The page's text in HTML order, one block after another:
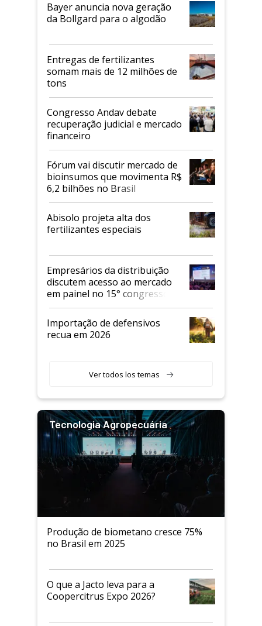
Bayer anuncia nova geração
da Bollgard para o algodão
Entregas de fertilizantes
somam mais de 12 milhões de
tons
Congresso Andav debate
recuperação judicial e mercado
financeiro
Fórum vai discutir mercado de
bioinsumos que movimenta R$
6,2 bilhões no Brasil
Abisolo projeta alta dos
fertilizantes especiais
Empresários da distribuição
discutem acesso ao mercado
em painel no 15° congresso
Andav
Importação de defensivos
recua em 2026
Ver todos los temas
Tecnologia Agropecuária
Produção de biometano cresce 75%
no Brasil em 2025
O que a Jacto leva para a
Coopercitrus Expo 2026?